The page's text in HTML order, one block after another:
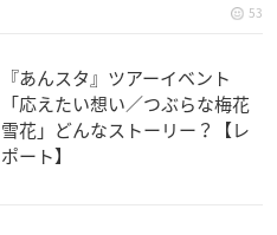
53
『あんスタ』ツアーイベント
「応えたい想い／つぶらな梅花
雪花」どんなストーリー？【レ
ポート】